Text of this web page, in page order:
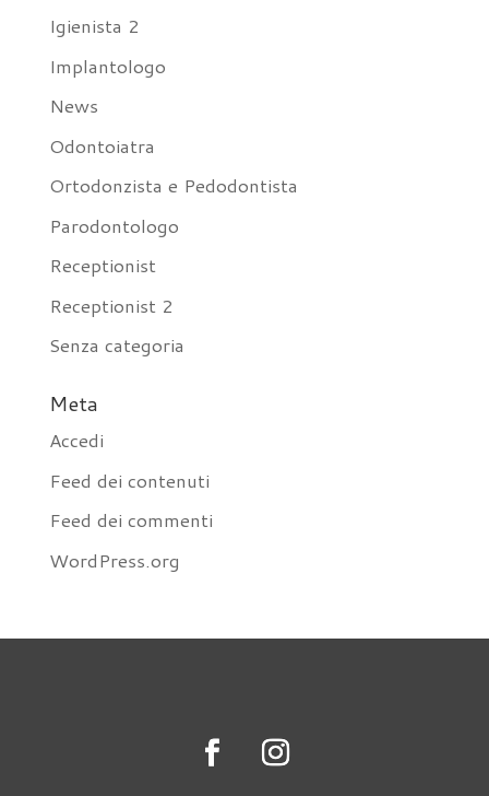
Igienista 2
Implantologo
News
Odontoiatra
Ortodonzista e Pedodontista
Parodontologo
Receptionist
Receptionist 2
Senza categoria
Meta
Accedi
Feed dei contenuti
Feed dei commenti
WordPress.org